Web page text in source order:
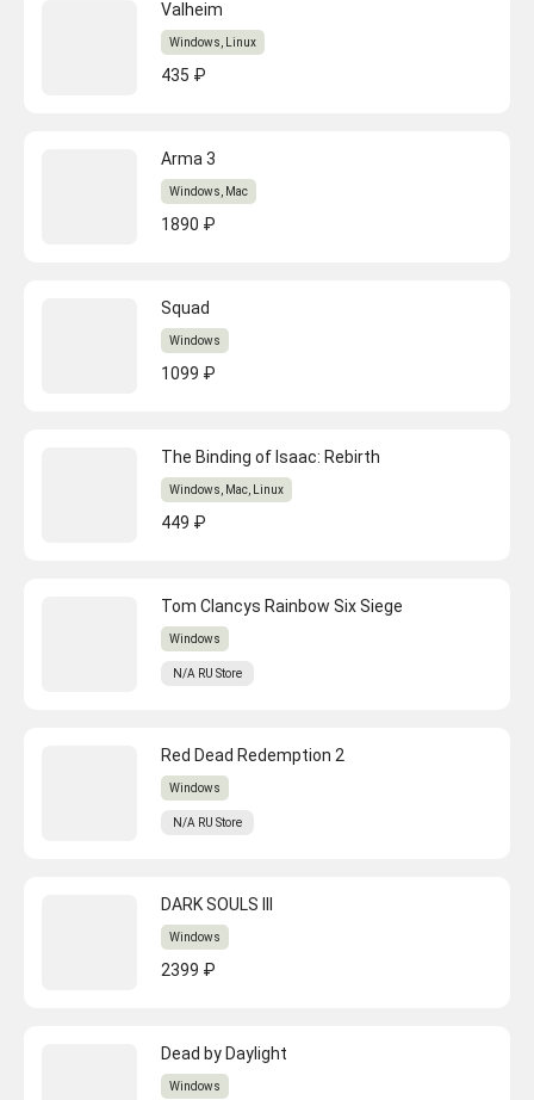
Valheim
Windows, Linux
435 ₽
Arma 3
Windows, Mac
1890 ₽
Squad
Windows
1099 ₽
The Binding of Isaac: Rebirth
Windows, Mac, Linux
449 ₽
Tom Clancys Rainbow Six Siege
Windows
N/A RU Store
Red Dead Redemption 2
Windows
N/A RU Store
DARK SOULS III
Windows
2399 ₽
Dead by Daylight
Windows